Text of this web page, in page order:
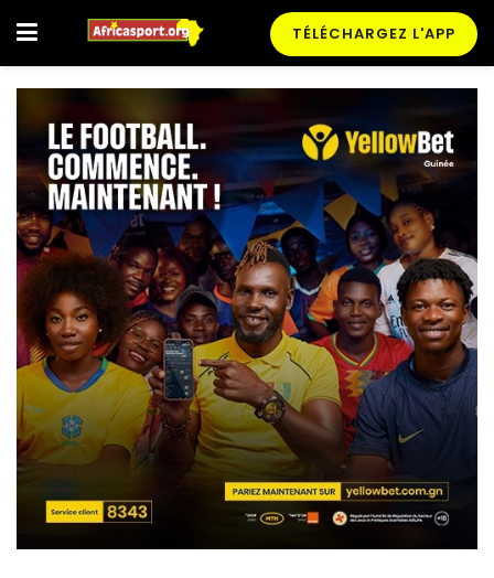
TÉLÉCHARGEZ L'APP